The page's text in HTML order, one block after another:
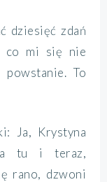
dziesięć zdań
co mi się nie
powstanie. To
Ja, Krystyna
tu i teraz,
rano, dzwoni